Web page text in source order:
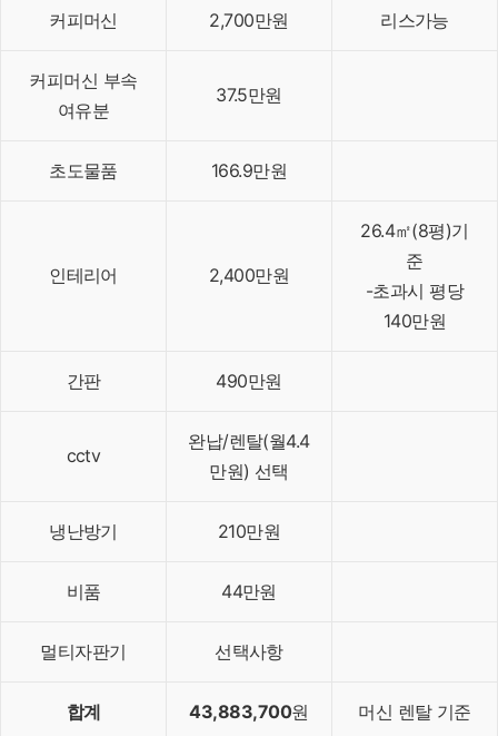
커피머신 2,700만원 리스가능
커피머신 부속
여유분
37.5만원
초도물품 166.9만원
인테리어 2,400만원
26.4㎡(8평)기
준
-초과시 평당
140만원
간판 490만원
cctv
완납/렌탈(월4.4
만원) 선택
냉난방기 210만원
비품 44만원
멀티자판기 선택사항
합계 43,883,700원 머신 렌탈 기준